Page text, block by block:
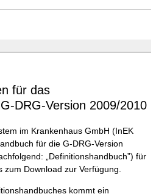
für das
DRG-Version 2009/2010
im Krankenhaus GmbH (InEK
für die G-DRG-Version
„Definitionshandbuch”) für
zum Download zur Verfügung.
kommt ein